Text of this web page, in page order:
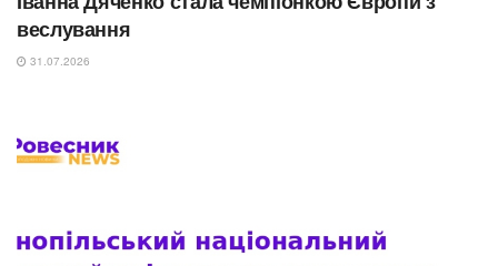
веслування
31.07.2026